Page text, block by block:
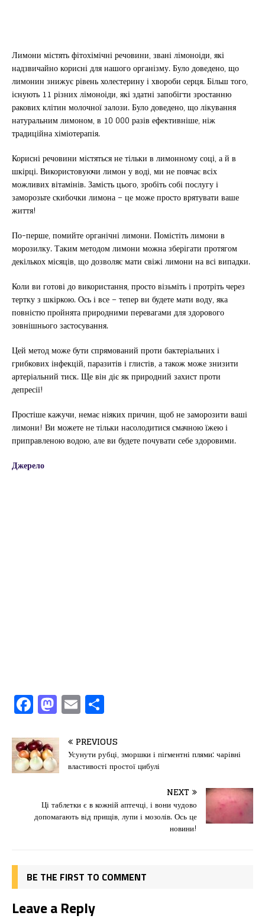
Лимони містять фітохімічні речовини, звані лімоноіди, які
надзвичайно корисні для нашого організму. Було доведено, що
лимонин знижує рівень холестерину і хвороби серця. Більш того,
існують 11 різних лімоноіди, які здатні запобігти зростанню
ракових клітин молочної залози. Було доведено, що лікування
натуральним лимоном, в 10 000 разів ефективніше, ніж
традиційна хіміотерапія.
Корисні речовини містяться не тільки в лимонному соці, а й в
шкірці. Використовуючи лимон у воді, ми не повчає всіх
можливих вітамінів. Замість цього, зробіть собі послугу і
заморозьте скибочки лимона – це може просто врятувати ваше
життя!
По-перше, помийте органічні лимони. Помістіть лимони в
морозилку. Таким методом лимони можна зберігати протягом
декількох місяців, що дозволяє мати свіжі лимони на всі випадки.
Коли ви готові до використання, просто візьміть і протріть через
тертку з шкіркою. Ось і все – тепер ви будете мати воду, яка
повністю пройнята природними перевагами для здорового
зовнішнього застосування.
Цей метод може бути спрямований проти бактеріальних і
грибкових інфекцій, паразитів і глистів, а також може знизити
артеріальний тиск. Ще він діє як природний захист проти
депресії!
Простіше кажучи, немає ніяких причин, щоб не заморозити ваші
лимони! Ви можете не тільки насолодитися смачною їжею і
приправленою водою, але ви будете почувати себе здоровими.
Джерело
F
a
c
e
b
o
o
M
a
st
o
d
o
n
E
m
ai
l
іл
и
т
ис
я
PREVIOUS
Усунути рубці, зморшки і пігментні плями: чарівні
властивості простої цибулі
NEXT
Ці таблетки є в кожній аптечці, і вони чудово
допомагають від прищів, лупи і мозолів. Ось це
новини!
BE THE FIRST TO COMMENT
Leave a Reply